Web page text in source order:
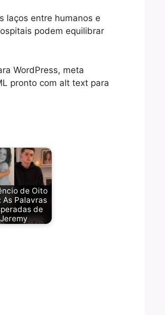
laços entre humanos e
podem equilibrar
WordPress, meta
pronto com alt text para
de Oito
As Palavras
de
Jeremy